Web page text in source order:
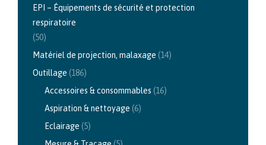
EPI – Équipements de sécurité et protection
respiratoire
(50)
Matériel de projection, malaxage (14)
Outillage (186)
Accessoires & consommables (16)
Aspiration & nettoyage (6)
Eclairage (5)